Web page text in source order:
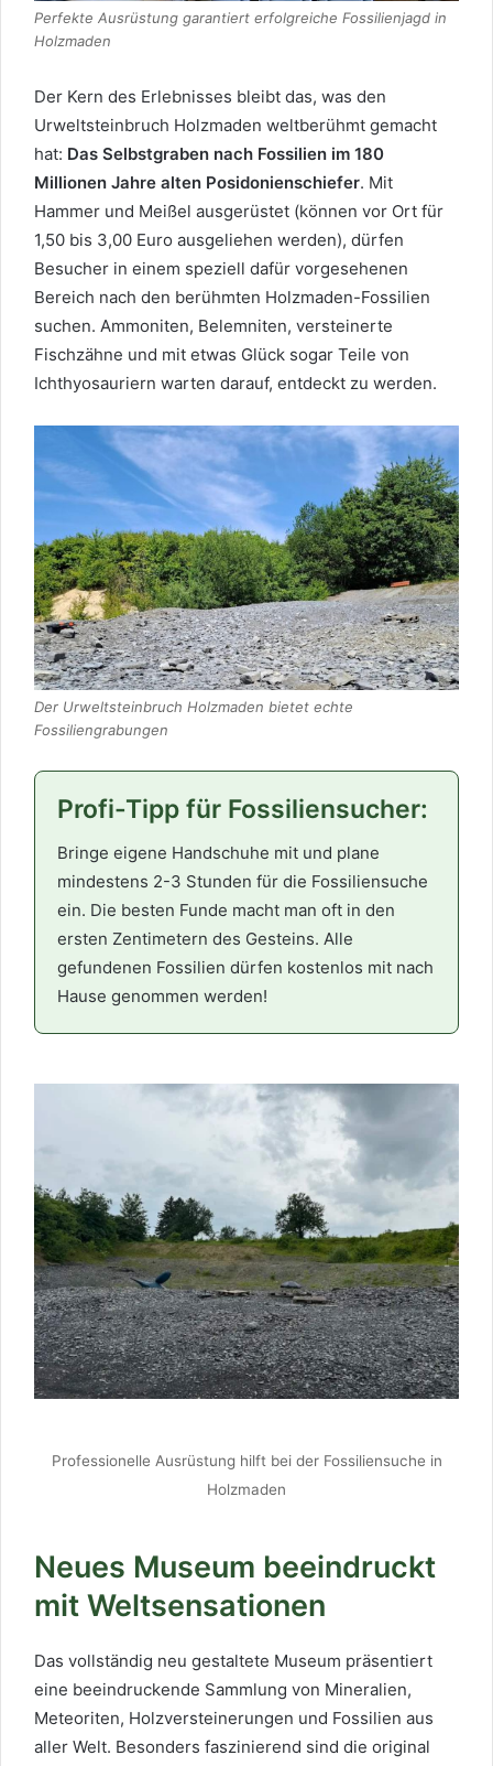
Perfekte Ausrüstung garantiert erfolgreiche Fossilienjagd in
Holzmaden
Der Kern des Erlebnisses bleibt das, was den
Urweltsteinbruch Holzmaden weltberühmt gemacht
hat: Das Selbstgraben nach Fossilien im 180
Millionen Jahre alten Posidonienschiefer. Mit
Hammer und Meißel ausgerüstet (können vor Ort für
1,50 bis 3,00 Euro ausgeliehen werden), dürfen
Besucher in einem speziell dafür vorgesehenen
Bereich nach den berühmten Holzmaden-Fossilien
suchen. Ammoniten, Belemniten, versteinerte
Fischzähne und mit etwas Glück sogar Teile von
Ichthyosauriern warten darauf, entdeckt zu werden.
Der Urweltsteinbruch Holzmaden bietet echte
Fossiliengrabungen
Profi-Tipp für Fossiliensucher:
Bringe eigene Handschuhe mit und plane
mindestens 2-3 Stunden für die Fossiliensuche
ein. Die besten Funde macht man oft in den
ersten Zentimetern des Gesteins. Alle
gefundenen Fossilien dürfen kostenlos mit nach
Hause genommen werden!
Professionelle Ausrüstung hilft bei der Fossiliensuche in
Holzmaden
Neues Museum beeindruckt
mit Weltsensationen
Das vollständig neu gestaltete Museum präsentiert
eine beeindruckende Sammlung von Mineralien,
Meteoriten, Holzversteinerungen und Fossilien aus
aller Welt. Besonders faszinierend sind die original